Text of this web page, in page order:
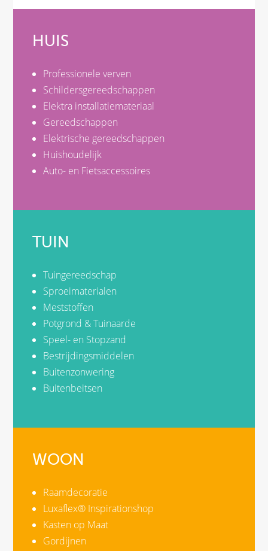
HUIS
Professionele verven
Schildersgereedschappen
Elektra installatiemateriaal
Gereedschappen
Elektrische gereedschappen
Huishoudelijk
Auto- en Fietsaccessoires
TUIN
Tuingereedschap
Sproeimaterialen
Meststoffen
Potgrond & Tuinaarde
Speel- en Stopzand
Bestrijdingsmiddelen
Buitenzonwering
Buitenbeitsen
WOON
Raamdecoratie
Luxaflex® Inspirationshop
Kasten op Maat
Gordijnen